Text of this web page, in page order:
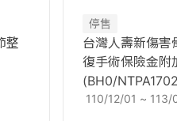
整
停售
台灣人壽新傷害
復手術保險金附
(BH0/
110/12/01 ~ 113/